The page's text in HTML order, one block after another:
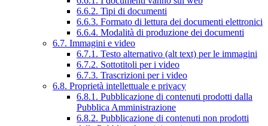
6.6.2. Tipi di documenti
6.6.3. Formato di lettura dei documenti elettronici
6.6.4. Modalità di produzione dei documenti
6.7. Immagini e video
6.7.1. Testo alternativo (alt text) per le immagini
6.7.2. Sottotitoli per i video
6.7.3. Trascrizioni per i video
6.8. Proprietà intellettuale e privacy
6.8.1. Pubblicazione di contenuti prodotti dalla
Pubblica Amministrazione
6.8.2. Pubblicazione di contenuti non prodotti